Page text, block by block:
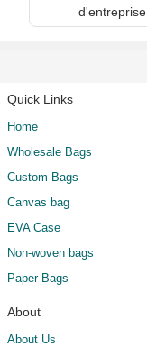
d'entreprise
Quick Links
Home
Wholesale Bags
Custom Bags
Canvas bag
EVA Case
Non-woven bags
Paper Bags
About
About Us